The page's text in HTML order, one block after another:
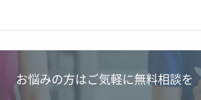
お悩みの方はご気軽に無料相談を